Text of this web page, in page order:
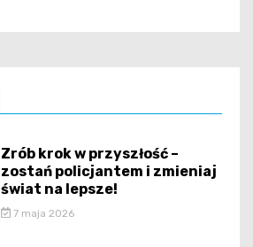
Zrób krok w przyszłość –
zostań policjantem i zmieniaj
świat na lepsze!
7 maja 2026